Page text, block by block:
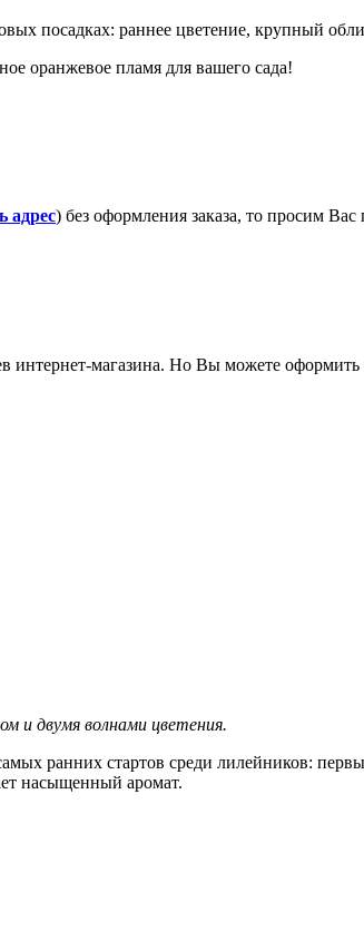
посадках: раннее цветение, крупный
оранжевое пламя для вашего сада!
адрес) без оформления заказа, то просим
интернет-магазина. Но Вы можете
и двумя волнами цветения.
ранних стартов среди лилейников:
насыщенный аромат.